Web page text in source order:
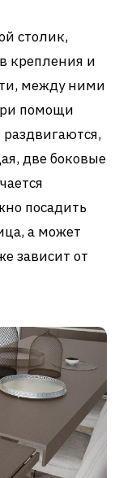
столик,
крепления и
между ними
помощи
две боковые
посадить
а может
зависит от